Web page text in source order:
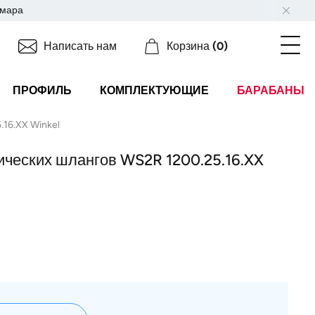
Написать нам Корзина (0)
ПРОФИЛЬ КОМПЛЕКТУЮЩИЕ БАРАБАНЫ
Winkel
шлангов WS2R 1200.25.16.XX